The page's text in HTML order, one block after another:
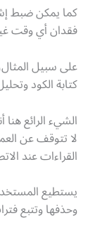
كما يمكن ضبط
فقدان أي وقت
على سبيل
كتابة الكود
الشيء الرائع
لا تتوقف عن
القراءات عند
وحذفها وتتبع